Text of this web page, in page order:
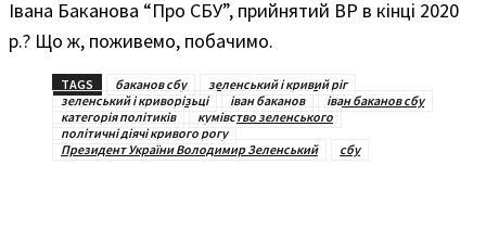
Івана Баканова “Про СБУ”, прийнятий ВР в кінці 2020
р.? Що ж, поживемо, побачимо.
TAGS баканов сбу
зеленський і кривий ріг
зеленський і криворізьці
іван баканов
іван баканов сбу
категорія політиків
кумівство зеленського
політичні діячі кривого рогу
Президент України Володимир Зеленський
сбу